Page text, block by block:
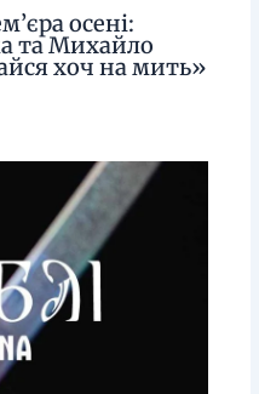
осені:
та Михайло
хоч на мить»